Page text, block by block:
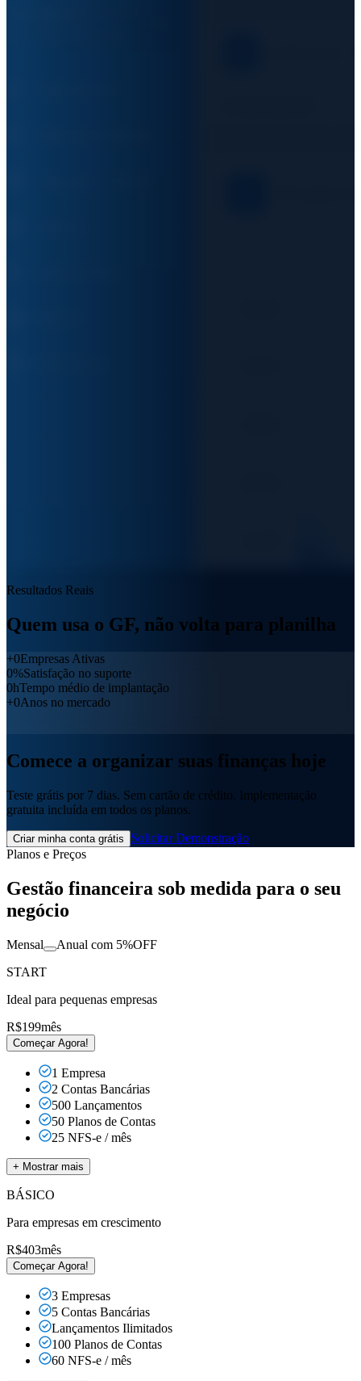
Resultados Reais
Quem usa o GF, não volta para planilha
+0Empresas Ativas
0%Satisfação no suporte
0hTempo médio de implantação
+0Anos no mercado
Comece a organizar suas finanças hoje
Teste grátis por 7 dias. Sem cartão de crédito. Implementação
gratuita incluída em todos os planos.
Criar minha conta grátis
Solicitar Demonstração
Planos e Preços
Gestão financeira sob medida para o seu
negócio
Mensal Anual com 5%OFF
START
Ideal para pequenas empresas
R$199mês
Começar Agora!
1 Empresa
2 Contas Bancárias
500 Lançamentos
50 Planos de Contas
25 NFS-e / mês
+ Mostrar mais
BÁSICO
Para empresas em crescimento
R$403mês
Começar Agora!
3 Empresas
5 Contas Bancárias
Lançamentos Ilimitados
100 Planos de Contas
60 NFS-e / mês